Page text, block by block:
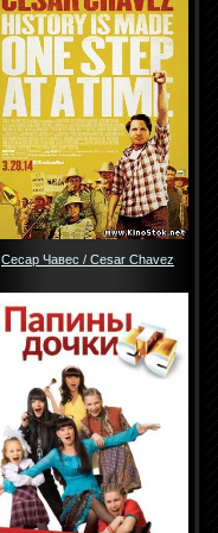
Сесар Чавес / Cesar Chavez